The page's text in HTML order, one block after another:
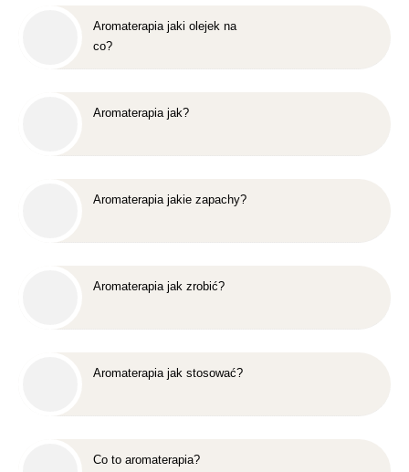
Aromaterapia jaki olejek na
co?
Aromaterapia jak?
Aromaterapia jakie zapachy?
Aromaterapia jak zrobić?
Aromaterapia jak stosować?
Co to aromaterapia?